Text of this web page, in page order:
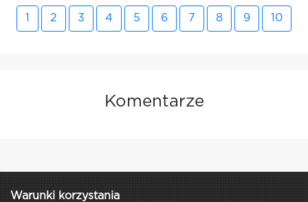
2 3 4 5 6 7 8 9 10
Komentarze
Warunki korzystania